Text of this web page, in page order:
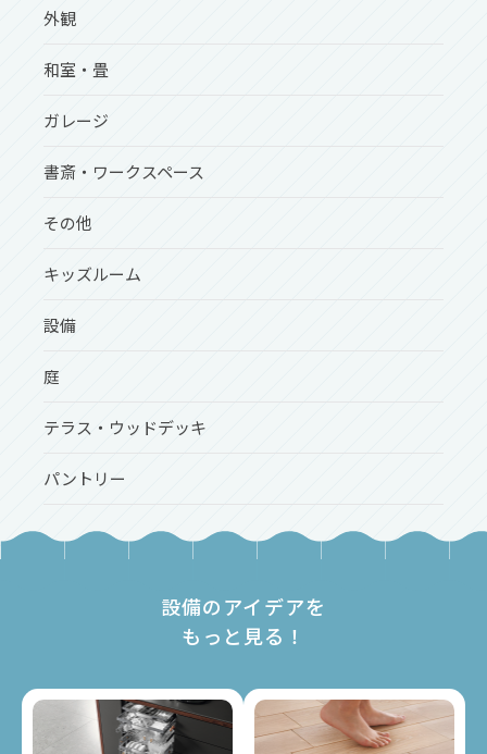
外観
和室・畳
ガレージ
書斎・ワークスペース
その他
キッズルーム
設備
庭
テラス・ウッドデッキ
パントリー
設備のアイデアを
もっと見る！